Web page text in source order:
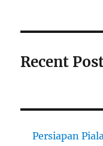
Recent
Persiapan